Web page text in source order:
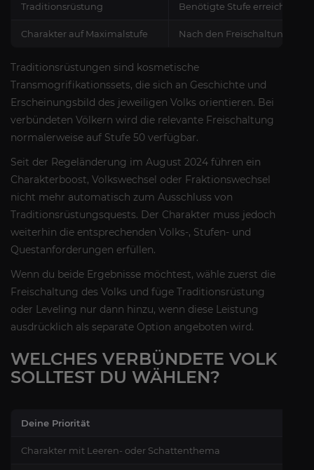
Traditionsrüstung Benötigte Stufe erreichen
Charakter auf Maximalstufe Nach den Freischaltungs-
Traditionsrüstungen sind kosmetische
Transmogrifikationssets, die sich an Geschichte und
Erscheinungsbild des jeweiligen Volks orientieren. Bei
verbündeten Völkern wird die relevante Freischaltung
normalerweise auf Stufe 50 verfügbar.
Seit der Regeländerung im August 2024 führen ein
Charakterboost, Volkswechsel oder Fraktionswechsel
nicht mehr automatisch zum Ausschluss von
Traditionsrüstungsquests. Der Charakter muss jedoch
weiterhin die entsprechenden Volks-, Stufen- und
Questanforderungen erfüllen.
Wenn du beide Ergebnisse möchtest, wähle zuerst die
Freischaltung des Volks und füge Traditionsrüstung
oder Leveling nur dann hinzu, wenn diese Leistung
ausdrücklich als separate Option angeboten wird.
WELCHES VERBÜNDETE VOLK
SOLLTEST DU WÄHLEN?
Deine Priorität
Charakter mit Leeren- oder Schattenthema